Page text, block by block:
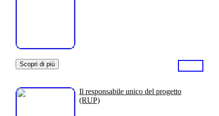
Scopri di più
Il responsabile unico del progetto
(RUP)